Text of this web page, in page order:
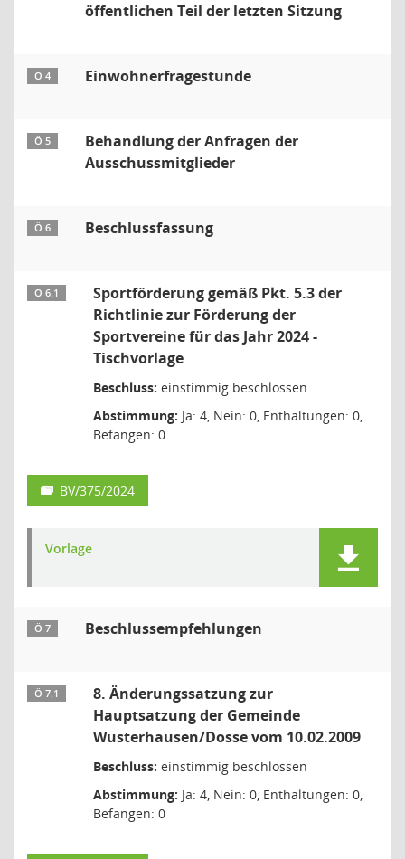
öffentlichen Teil der letzten Sitzung
Ö 4 Einwohnerfragestunde
Ö 5
Behandlung der Anfragen der
Ausschussmitglieder
Ö 6 Beschlussfassung
Ö 6.1
Sportförderung gemäß Pkt. 5.3 der
Richtlinie zur Förderung der
Sportvereine für das Jahr 2024 -
Tischvorlage
Beschluss: einstimmig beschlossen
Abstimmung: Ja: 4, Nein: 0, Enthaltungen: 0,
Befangen: 0
BV/375/2024
Vorlage
Ö 7 Beschlussempfehlungen
Ö 7.1
8. Änderungssatzung zur
Hauptsatzung der Gemeinde
Wusterhausen/Dosse vom 10.02.2009
Beschluss: einstimmig beschlossen
Abstimmung: Ja: 4, Nein: 0, Enthaltungen: 0,
Befangen: 0